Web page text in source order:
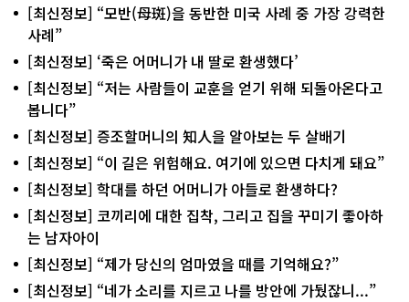
[최신정보] “모반(母斑)을 동반한 미국 사례 중 가장 강력한
사례”
[최신정보] ‘죽은 어머니가 내 딸로 환생했다’
[최신정보] “저는 사람들이 교훈을 얻기 위해 되돌아온다고
봅니다”
[최신정보] 증조할머니의 知人을 알아보는 두 살배기
[최신정보] “이 길은 위험해요. 여기에 있으면 다치게 돼요”
[최신정보] 학대를 하던 어머니가 아들로 환생하다?
[최신정보] 코끼리에 대한 집착, 그리고 집을 꾸미기 좋아하
는 남자아이
[최신정보] “제가 당신의 엄마였을 때를 기억해요?”
[최신정보] “네가 소리를 지르고 나를 방안에 가뒀잖니...”